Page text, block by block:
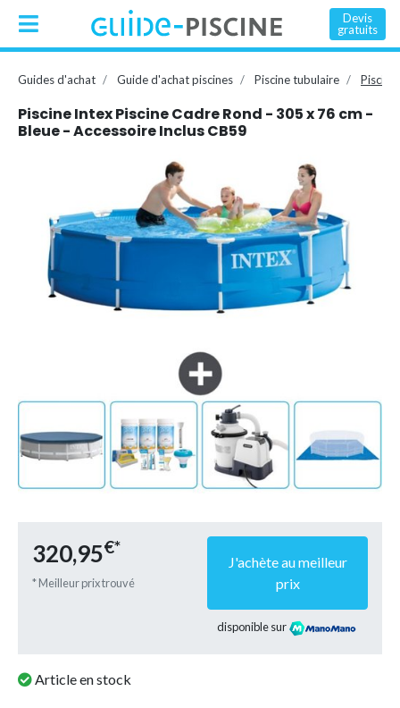
Devis
gratuits
Guides d'achat Guide d'achat piscines Piscine tubulaire
Piscine Intex Piscine Cadre Rond - 305 x 76 cm -
Bleue - Accessoire Inclus CB59
320,95€*
* Meilleur prix trouvé
J'achète au meilleur
prix
disponible sur
Article en stock